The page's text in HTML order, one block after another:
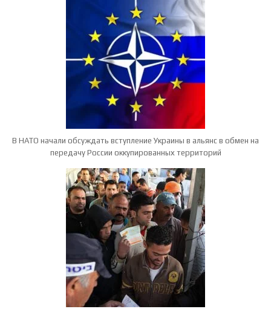
В НАТО начали обсуждать вступление Украины в альянс в обмен на
передачу России оккупированных территорий